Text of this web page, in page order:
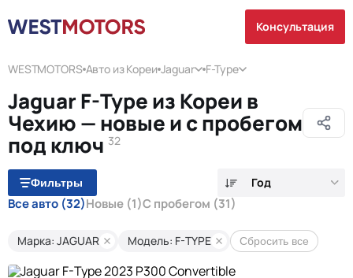
Консультация
WESTMOTORS Авто из Кореи Jaguar F-Type
Jaguar F-Type из Кореи в
Чехию — новые и с пробегом
под ключ 32
Фильтры Год
Все авто (32)Новые (1)С пробегом (31)
Марка: JAGUAR Модель: F-TYPE Сбросить все